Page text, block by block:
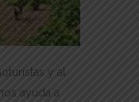
y al
ayuda a